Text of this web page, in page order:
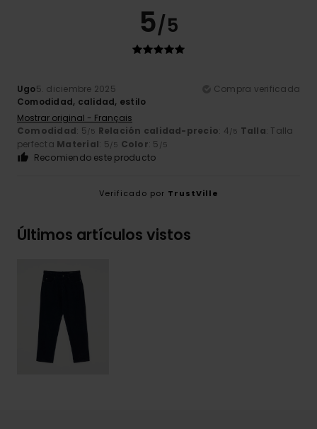
5/5
Ugo5. diciembre 2025
Compra verificada
Comodidad, calidad, estilo
Mostrar original - Français
Comodidad: 5/5 Relación calidad-precio: 4/5 Talla: Talla
perfecta Material: 5/5 Color: 5 /5
Recomiendo este producto
Verificado por TrustVille
Últimos artículos vistos